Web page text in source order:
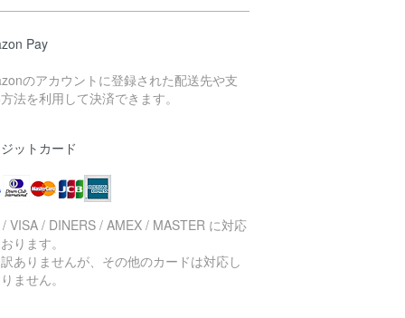
Pay
のアカウントに登録された配送先や支
法を利用して決済できます。
ットカード
VISA / DINERS / AMEX / MASTER に対応
ります。
ありませんが、その他のカードは対応し
ません。